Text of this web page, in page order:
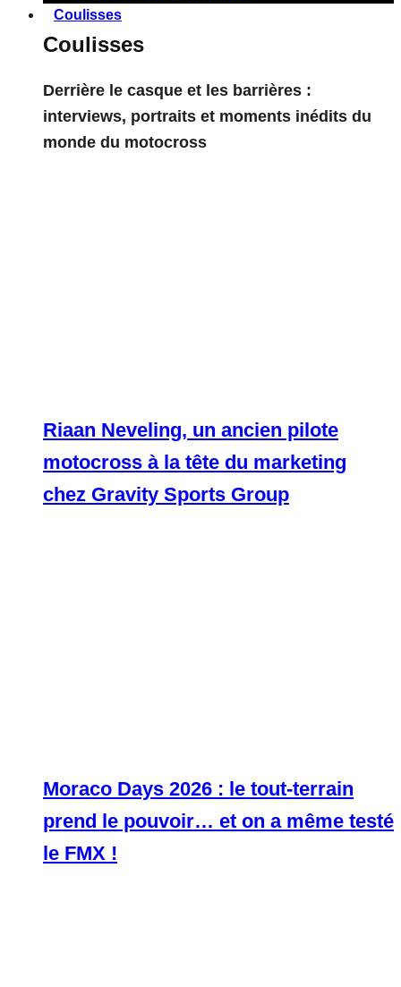
Coulisses
Coulisses
Derrière le casque et les barrières :
interviews, portraits et moments inédits du
monde du motocross
Riaan Neveling, un ancien pilote
motocross à la tête du marketing
chez Gravity Sports Group
Moraco Days 2026 : le tout-terrain
prend le pouvoir… et on a même testé
le FMX !